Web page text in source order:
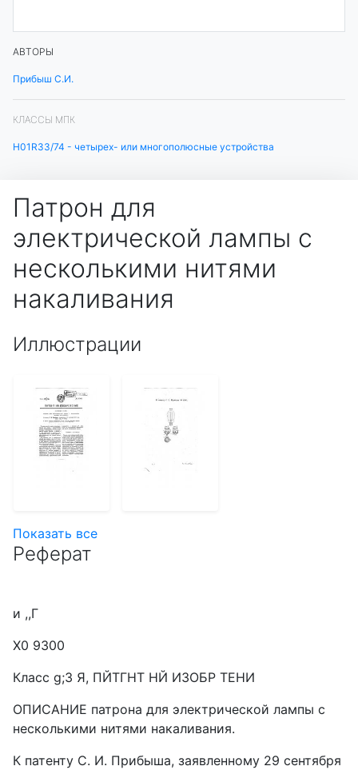
АВТОРЫ
Прибыш С.И.
КЛАССЫ МПК
H01R33/74 - четырех- или многополюсные устройства
Патрон для
электрической лампы с
несколькими нитями
накаливания
Иллюстрации
Показать все
Реферат
и ,,Г
Х0 9300
Класс g;3 Я, ПЙТГНТ НЙ ИЗОБР ТЕНИ
ОПИСАНИЕ патрона для электрической лампы с
несколькими нитями накаливания.
К патенту С. И. Прибыша, заявленному 29 сентября